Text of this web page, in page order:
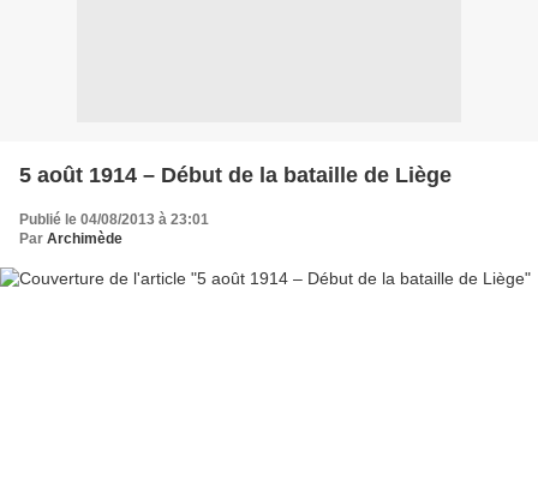
5 août 1914 – Début de la bataille de Liège
Publié le 04/08/2013 à 23:01
Par Archimède